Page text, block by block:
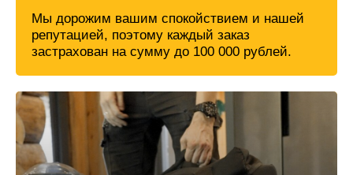
Мы дорожим вашим спокойствием и нашей
репутацией, поэтому каждый заказ
застрахован на сумму до 100 000 рублей.